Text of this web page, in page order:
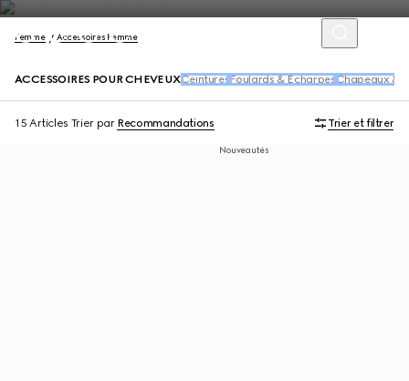
Femme Accessoires Femme
ACCESSOIRES POUR CHEVEUXCeintures Foulards & Écharpes Chapeaux &
15 Articles Trier par Recommandations Trier et filtrer
Nouveautés